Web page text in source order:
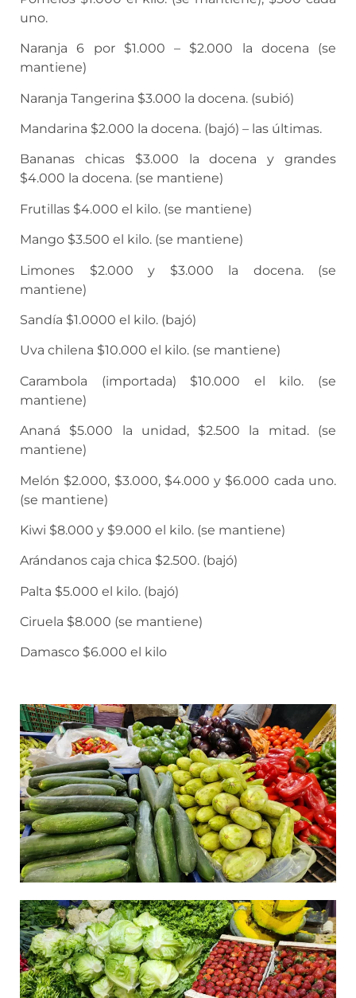
uno.
Naranja 6 por $1.000 – $2.000 la docena (se
mantiene)
Naranja Tangerina $3.000 la docena. (subió)
Mandarina $2.000 la docena. (bajó) – las últimas.
Bananas chicas $3.000 la docena y grandes
$4.000 la docena. (se mantiene)
Frutillas $4.000 el kilo. (se mantiene)
Mango $3.500 el kilo. (se mantiene)
Limones $2.000 y $3.000 la docena. (se
mantiene)
Sandía $1.0000 el kilo. (bajó)
Uva chilena $10.000 el kilo. (se mantiene)
Carambola (importada) $10.000 el kilo. (se
mantiene)
Ananá $5.000 la unidad, $2.500 la mitad. (se
mantiene)
Melón $2.000, $3.000, $4.000 y $6.000 cada uno.
(se mantiene)
Kiwi $8.000 y $9.000 el kilo. (se mantiene)
Arándanos caja chica $2.500. (bajó)
Palta $5.000 el kilo. (bajó)
Ciruela $8.000 (se mantiene)
Damasco $6.000 el kilo